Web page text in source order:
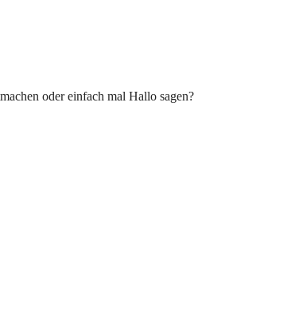
oder einfach mal Hallo sagen?